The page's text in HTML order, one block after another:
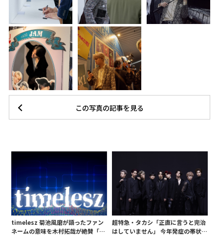
この写真の記事を見る
timelesz 菊池風磨が語ったファン
ネームの意味を木村拓哉が絶賛「考
超特急・タカシ「正直に言うと完治
はしていません」 今年発症の帯状疱